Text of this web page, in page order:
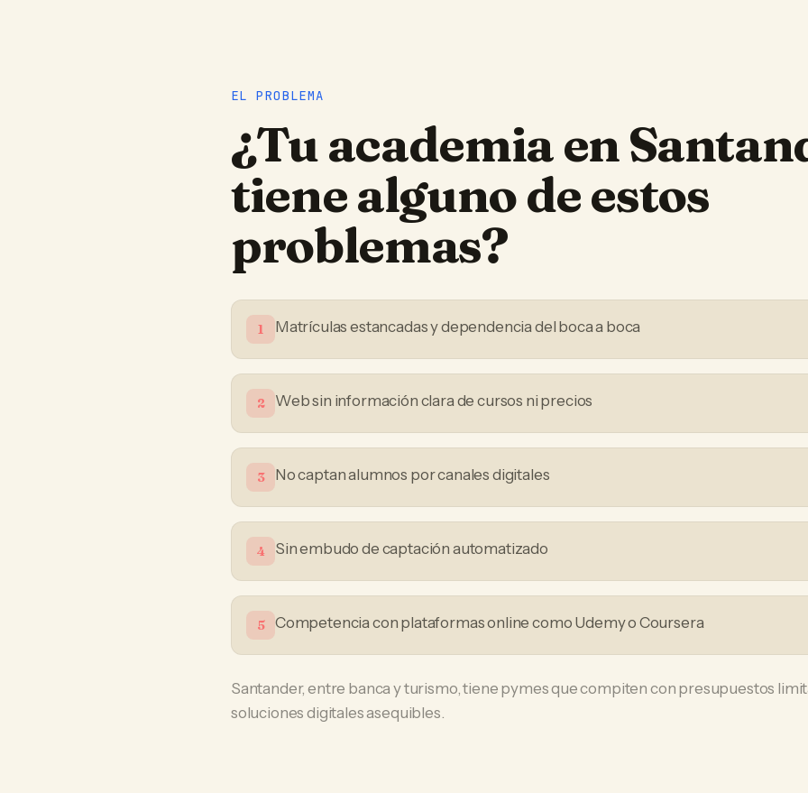
EL PROBLEMA
¿Tuacademiaen
tiene alguno de estos
problemas?
1 Matrículas estancadas y dependencia del boca a boca
2 Web sin información clara de cursos ni precios
3 No captan alumnos por canales digitales
4 Sin embudo de captación automatizado
5 Competencia con plataformas online como Udemy o Coursera
Santander, entre banca y turismo, tiene pymes que compiten con presupuestos
soluciones digitales asequibles.